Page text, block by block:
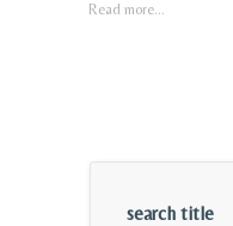
Read more...
search title